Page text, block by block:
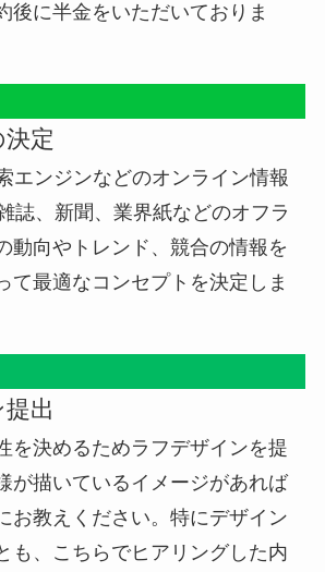
後に半金をいただいておりま
定
エンジンなどのオンライン情報
誌、新聞、業界紙などのオフラ
動向やトレンド、競合の情報を
て最適なコンセプトを決定しま
出
を決めるためラフデザインを提
が描いているイメージがあれば
お教えください。特にデザイン
も、こちらでヒアリングした内